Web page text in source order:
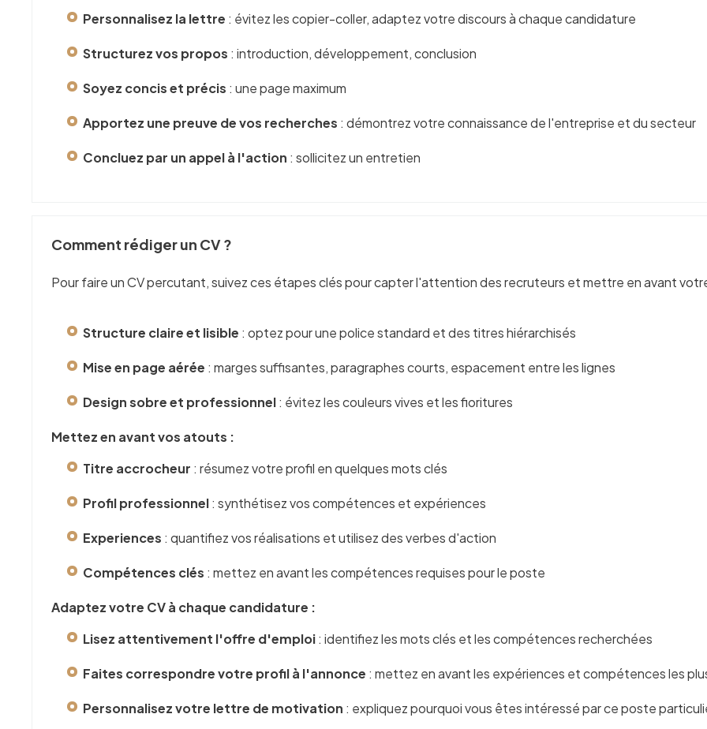
Personnalisez la lettre : évitez les copier-coller, adaptez votre discours à chaque candidature
Structurez vos propos : introduction, développement, conclusion
Soyez concis et précis : une page maximum
Apportez une preuve de vos recherches : démontrez votre connaissance de l'entreprise et du secteur
Concluez par un appel à l'action : sollicitez un entretien
Comment rédiger un CV ?
Pour faire un CV percutant, suivez ces étapes clés pour capter l'attention des recruteurs et mettre en avant
Structure claire et lisible : optez pour une police standard et des titres hiérarchisés
Mise en page aérée : marges suffisantes, paragraphes courts, espacement entre les lignes
Design sobre et professionnel: évitez les couleurs vives et les fioritures
Mettez en avant vos atouts :
Titre accrocheur : résumez votre profil en quelques mots clés
Profil professionnel: synthétisez vos compétences et expériences
Experiences : quantifiez vos réalisations et utilisez des verbes d'action
Compétences clés : mettez en avant les compétences requises pour le poste
Adaptez votre CV à chaque candidature :
Lisez attentivement l'offre d'emploi: identifiez les mots clés et les compétences recherchées
Faites correspondre votre profil à l'annonce : mettez en avant les expériences et compétences les
Personnalisez votre lettre de motivation : expliquez pourquoi vous êtes intéressé par ce poste